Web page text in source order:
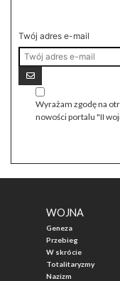
Twój adres e-mail
Wyrażam zgodę na
nowości portalu "II
WOJNA
Geneza
Przebieg
W skrócie
Totalitaryzmy
Nazizm